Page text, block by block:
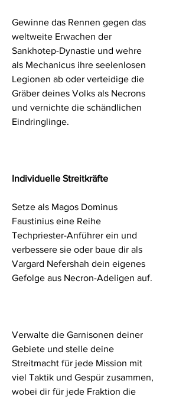
Gewinne das Rennen gegen das
weltweite Erwachen der
Sankhotep-Dynastie und wehre
als Mechanicus ihre seelenlosen
Legionen ab oder verteidige die
Gräber deines Volks als Necrons
und vernichte die schändlichen
Eindringlinge.
Individuelle Streitkräfte
Setze als Magos Dominus
Faustinius eine Reihe
Techpriester-Anführer ein und
verbessere sie oder baue dir als
Vargard Nefershah dein eigenes
Gefolge aus Necron-Adeligen auf.
Verwalte die Garnisonen deiner
Gebiete und stelle deine
Streitmacht für jede Mission mit
viel Taktik und Gespür zusammen,
wobei dir für jede Fraktion die